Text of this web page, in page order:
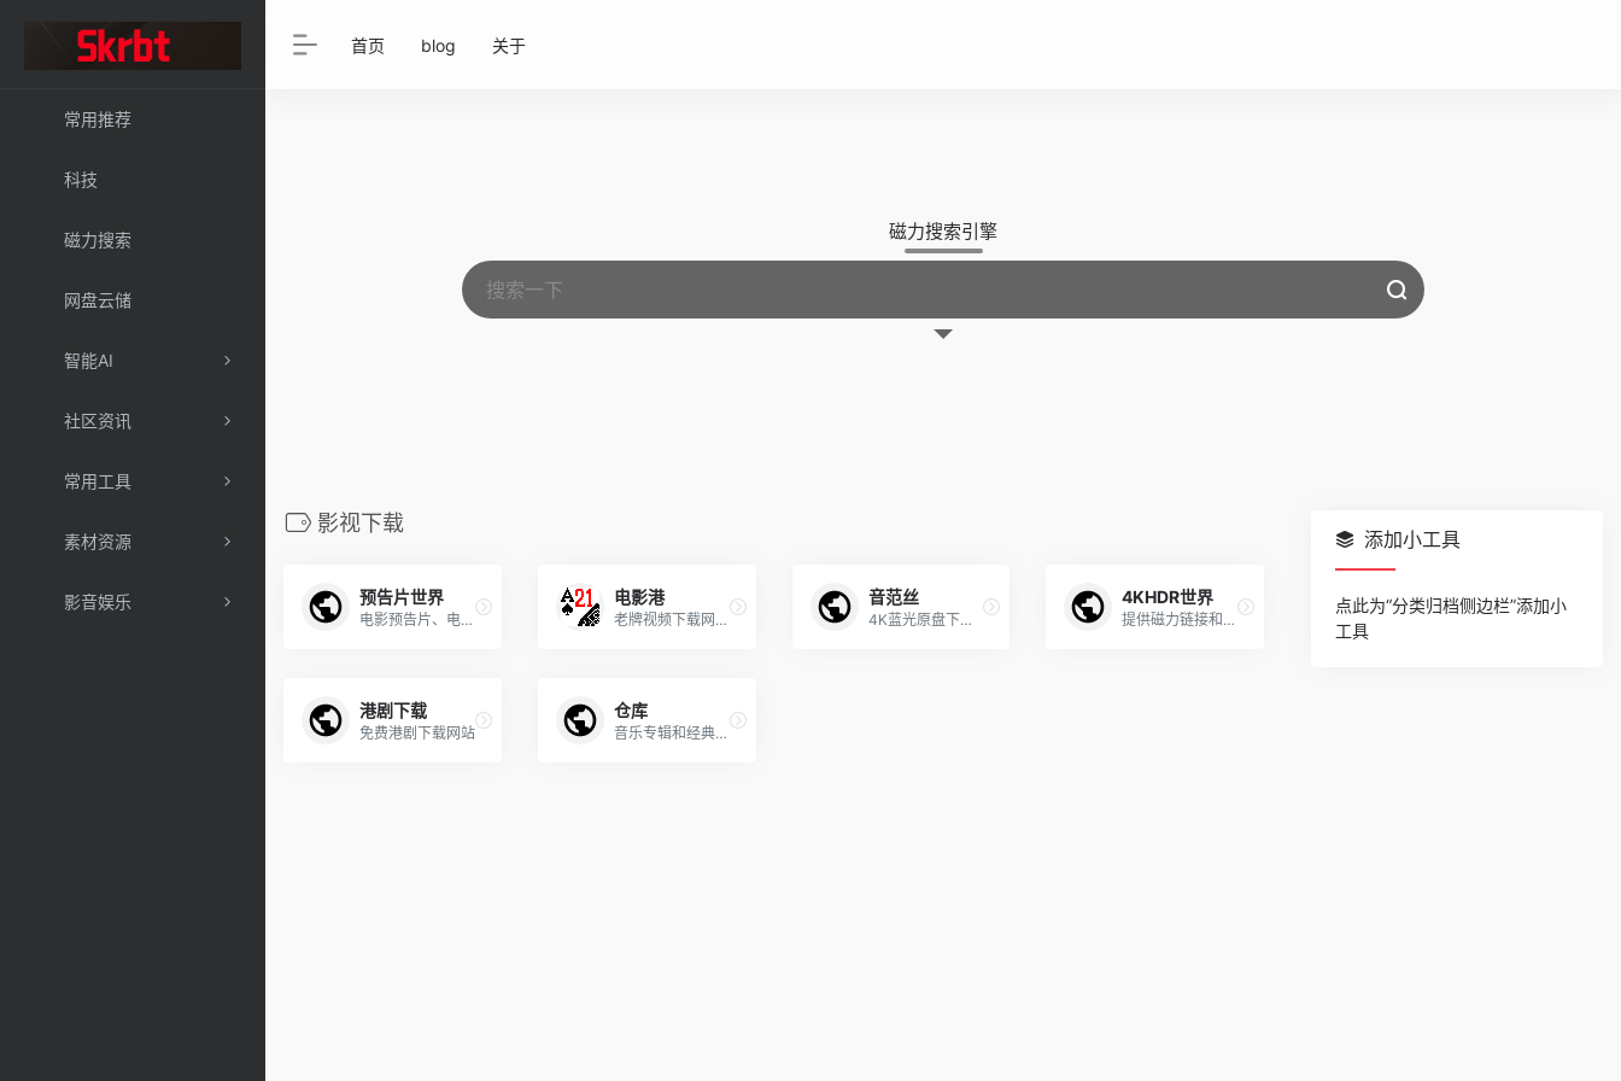
常用推荐
科技
磁力搜索
网盘云储
智能AI
社区资讯
常用工具
素材资源
影音娱乐
首页 blog 关于
磁力搜索引擎
影视下载
预告片世界
电影预告片、电影花絮、精彩片段在线观看
电影港
老牌视频下载网站，广告有点多，比较容易误点
音范丝
4K蓝光原盘下载首选网站
4KHDR世界
提供磁力链接和迅雷网盘电影下载
港剧下载
免费港剧下载网站
仓库
音乐专辑和经典电影下载网站
添加小工具
点此为“分类归档侧边栏”添加小
工具